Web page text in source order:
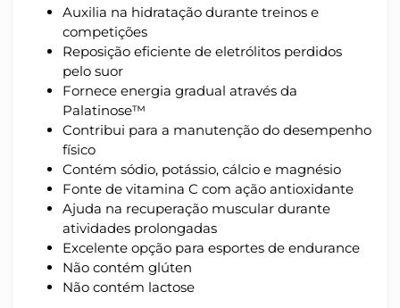
Auxilia na hidratação durante treinos e
competições
Reposição eficiente de eletrólitos perdidos
pelo suor
Fornece energia gradual através da
Palatinose™
Contribui para a manutenção do desempenho
físico
Contém sódio, potássio, cálcio e magnésio
Fonte de vitamina C com ação antioxidante
Ajuda na recuperação muscular durante
atividades prolongadas
Excelente opção para esportes de endurance
Não contém glúten
Não contém lactose